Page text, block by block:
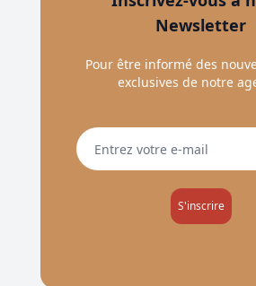
Newsletter
Pour être informé des
exclusives de notre
S'inscrire